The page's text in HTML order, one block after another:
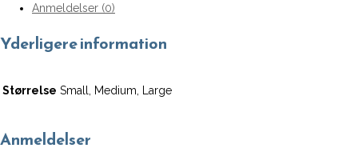
Anmeldelser (0)
Yderligere information
Størrelse Small, Medium, Large
Anmeldelser